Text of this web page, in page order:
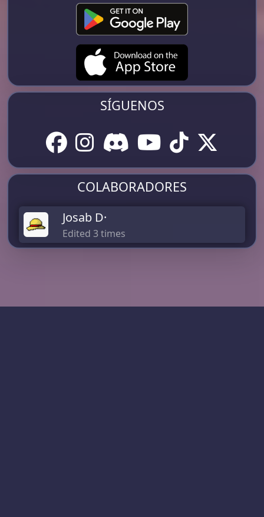
SÍGUENOS
COLABORADORES
Josab D·
Edited 3 times